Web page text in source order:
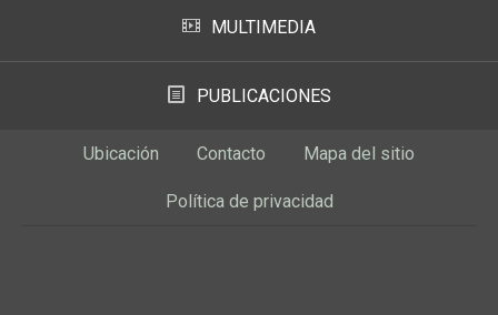
MULTIMEDIA
PUBLICACIONES
Ubicación Contacto Mapa del sitio
Política de privacidad